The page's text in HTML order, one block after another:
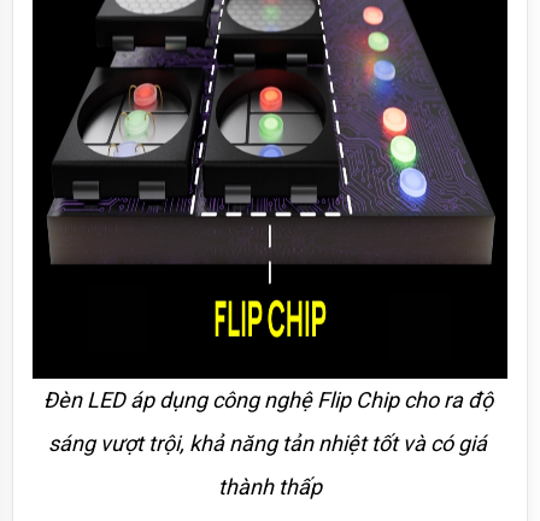
Đèn LED áp dụng công nghệ Flip Chip cho ra độ
sáng vượt trội, khả năng tản nhiệt tốt và có giá
thành thấp